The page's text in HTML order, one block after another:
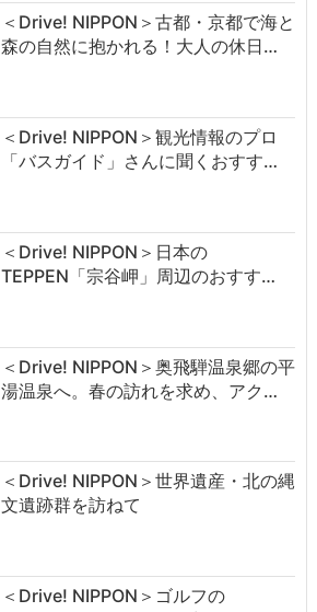
＜Drive! NIPPON＞古都・京都で海と
森の自然に抱かれる！大人の休日…
＜Drive! NIPPON＞観光情報のプロ
「バスガイド」さんに聞くおすす…
＜Drive! NIPPON＞日本の
TEPPEN「宗谷岬」周辺のおすす…
＜Drive! NIPPON＞奥飛騨温泉郷の平
湯温泉へ。春の訪れを求め、アク…
＜Drive! NIPPON＞世界遺産・北の縄
文遺跡群を訪ねて
＜Drive! NIPPON＞ゴルフの